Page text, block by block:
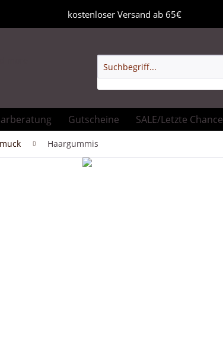
kostenloser Versand ab 65€
Gutscheine SALE/Letzte Chance
Haargummis